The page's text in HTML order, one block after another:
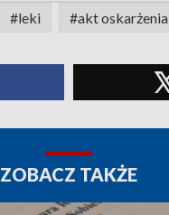
#leki #akt oskarżenia
ZOBACZ TAKŻE